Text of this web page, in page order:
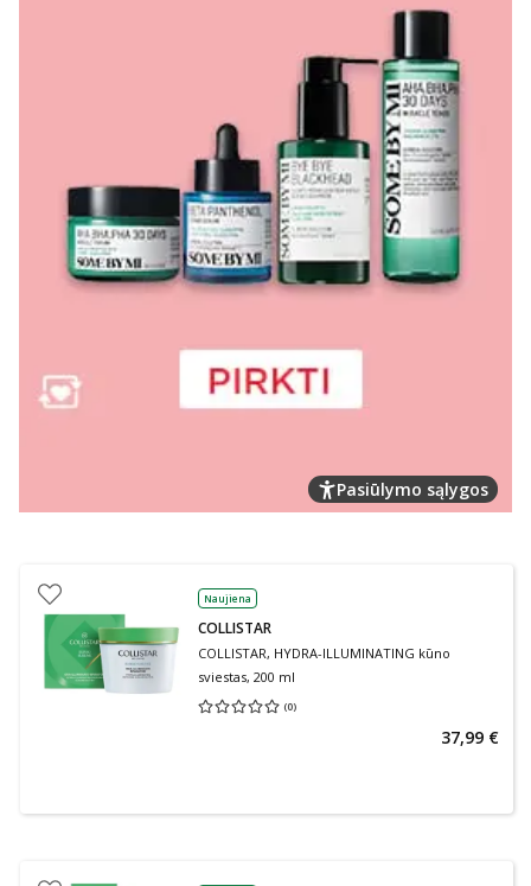
Pasiūlymo sąlygos
Naujiena
COLLISTAR
COLLISTAR, HYDRA-ILLUMINATING kūno
sviestas, 200 ml
(0)
Vidutinis įvertinimas 0.00
37,99 €